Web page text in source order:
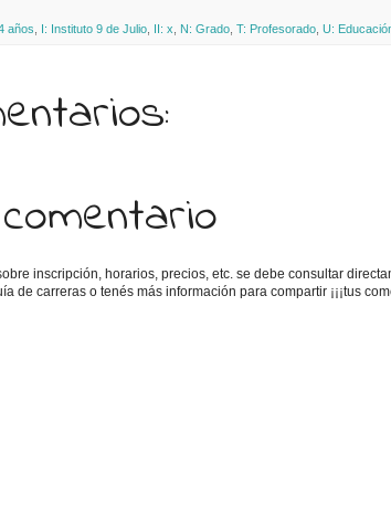
años I: Instituto 9 de Julio II: x N: Grado T: Profesorado U:
inscripción, horarios, precios, etc. se debe consultar
de carreras o tenés más información para compartir ¡¡¡tus